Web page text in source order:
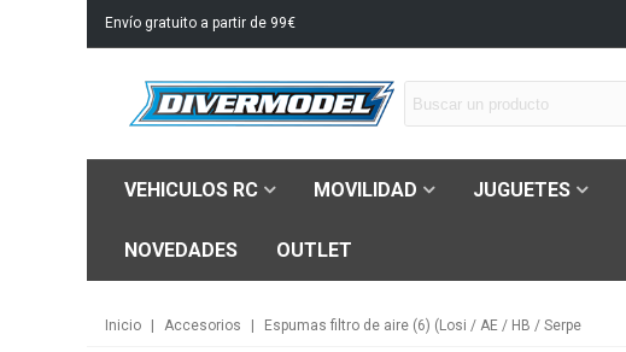
Envío gratuito a partir de 99€
VEHICULOS RC MOVILIDAD JUGUETES
NOVEDADES OUTLET
Inicio Accesorios Espumas filtro de aire (6) (Losi / AE / HB / Serpe